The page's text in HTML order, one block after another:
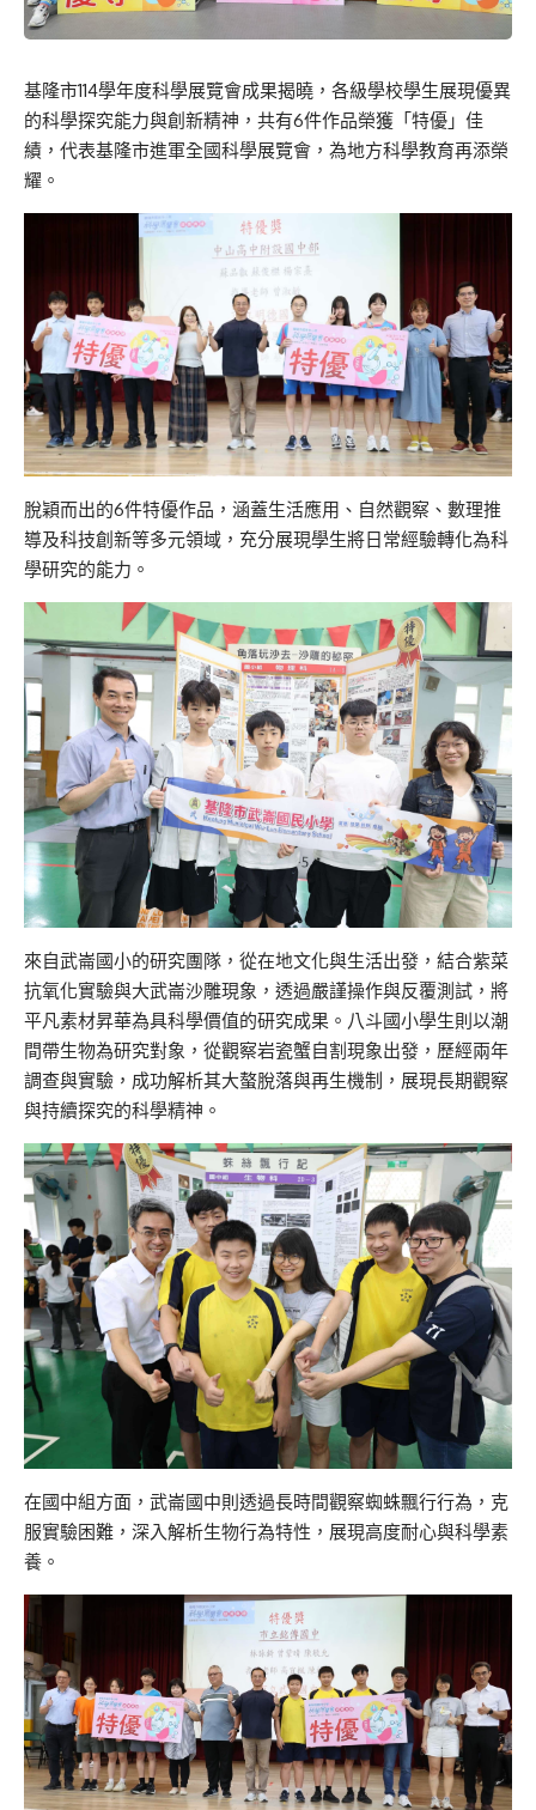
基隆市114學年度科學展覽會成果揭曉，各級學校學生展現優異
的科學探究能力與創新精神，共有6件作品榮獲「特優」佳
績，代表基隆市進軍全國科學展覽會，為地方科學教育再添榮
耀。
脫穎而出的6件特優作品，涵蓋生活應用、自然觀察、數理推
導及科技創新等多元領域，充分展現學生將日常經驗轉化為科
學研究的能力。
來自武崙國小的研究團隊，從在地文化與生活出發，結合紫菜
抗氧化實驗與大武崙沙雕現象，透過嚴謹操作與反覆測試，將
平凡素材昇華為具科學價值的研究成果。八斗國小學生則以潮
間帶生物為研究對象，從觀察岩瓷蟹自割現象出發，歷經兩年
調查與實驗，成功解析其大螯脫落與再生機制，展現長期觀察
與持續探究的科學精神。
在國中組方面，武崙國中則透過長時間觀察蜘蛛飄行行為，克
服實驗困難，深入解析生物行為特性，展現高度耐心與科學素
養。